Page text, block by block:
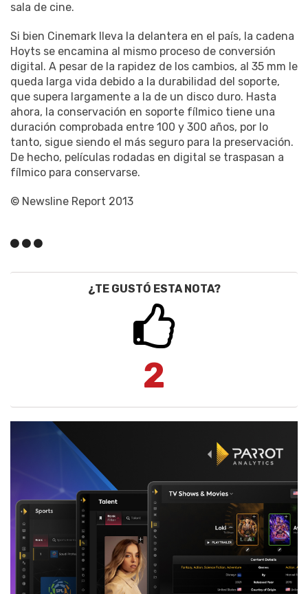
sala de cine.
Si bien Cinemark lleva la delantera en el país, la cadena
Hoyts se encamina al mismo proceso de conversión
digital. A pesar de la rapidez de los cambios, al 35 mm le
queda larga vida debido a la durabilidad del soporte,
que supera largamente a la de un disco duro. Hasta
ahora, la conservación en soporte fílmico tiene una
duración comprobada entre 100 y 300 años, por lo
tanto, sigue siendo el más seguro para la preservación.
De hecho, películas rodadas en digital se traspasan a
fílmico para conservarse.
© Newsline Report 2013
¿TE GUSTÓ ESTA NOTA?
2